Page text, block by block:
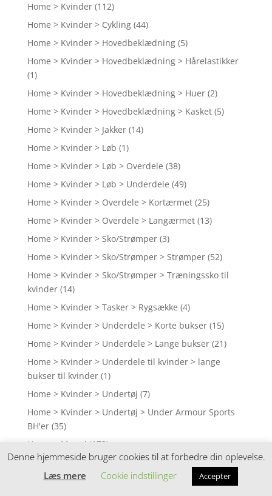
Home > Kvinder (112)
Home > Kvinder > Cykling (44)
Home > Kvinder > Hovedbeklædning (5)
Home > Kvinder > Hovedbeklædning > Hårelastikker
(1)
Home > Kvinder > Hovedbeklædning > Huer (2)
Home > Kvinder > Hovedbeklædning > Kasket (5)
Home > Kvinder > Jakker (14)
Home > Kvinder > Løb (1)
Home > Kvinder > Løb > Overdele (38)
Home > Kvinder > Løb > Underdele (49)
Home > Kvinder > Overdele > Kortærmet (25)
Home > Kvinder > Overdele > Langærmet (13)
Home > Kvinder > Sko/Strømper (3)
Home > Kvinder > Sko/Strømper > Strømper (52)
Home > Kvinder > Sko/Strømper > Træningssko til
kvinder (14)
Home > Kvinder > Tasker > Rygsække (4)
Home > Kvinder > Underdele > Korte bukser (15)
Home > Kvinder > Underdele > Lange bukser (21)
Home > Kvinder > Underdele til kvinder > lange
bukser til kvinder (1)
Home > Kvinder > Undertøj (7)
Home > Kvinder > Undertøj > Under Armour Sports
BH'er (35)
Home > Mænd (173)
Home > Mænd > Cykling (27)
Home > Mænd > Hovedbeklædning (3)
Denne hjemmeside bruger cookies til at forbedre din oplevelse.
Læs mere
Cookie indstillinger Accepter